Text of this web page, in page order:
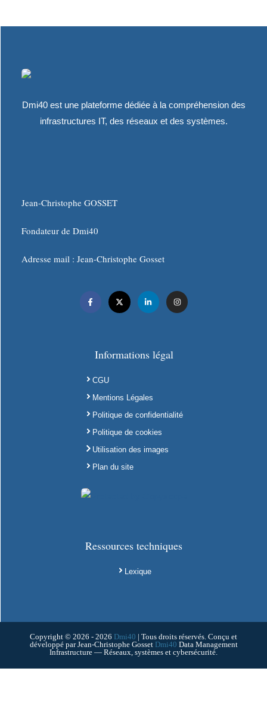
Dmi40 est une plateforme dédiée à la compréhension des
infrastructures IT, des réseaux et des systèmes.
Jean-Christophe GOSSET
Fondateur de Dmi40
Adresse mail : Jean-Christophe Gosset
Informations légal
CGU
Mentions Légales
Politique de confidentialité
Politique de cookies
Utilisation des images
Plan du site
Ressources techniques
Lexique
Copyright © 2026 - 2026 Dmi40 | Tous droits réservés. Conçu et
développé par Jean-Christophe Gosset Dmi40 Data Management
Infrastructure — Réseaux, systèmes et cybersécurité.